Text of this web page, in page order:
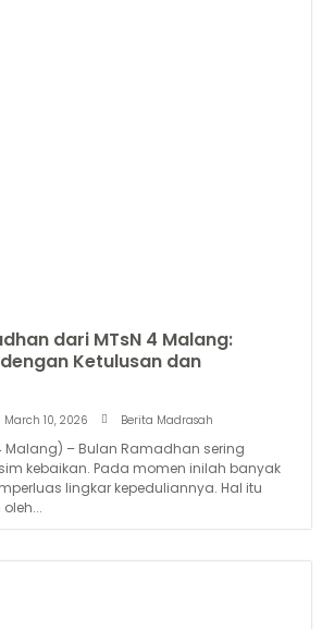
dari MTsN 4 Malang:
Ketulusan dan
March 10, 2026 Berita Madrasah
Malang) – Bulan Ramadhan sering
kebaikan. Pada momen inilah banyak
lingkar kepeduliannya. Hal itu